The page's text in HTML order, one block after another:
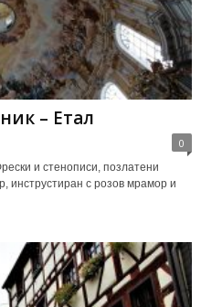
– Етал
0
и стенописи, позлатени
инструстиран с розов мрамор и